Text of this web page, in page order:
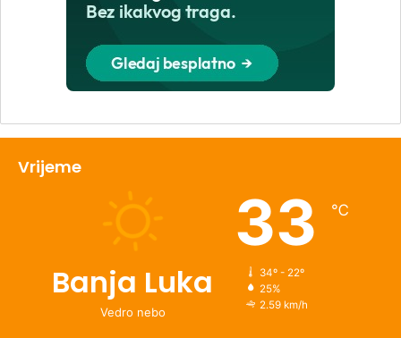
Vrijeme
Banja Luka
Vedro nebo
33 ℃
34º - 22º
25%
2.59 km/h